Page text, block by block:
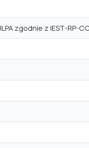
zgodnie z IEST-RP-